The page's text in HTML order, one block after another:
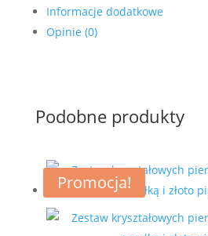
Informacje dodatkowe
Opinie (0)
Podobne produkty
Promocja!